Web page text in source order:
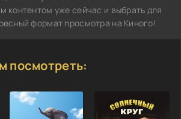
контентом уже сейчас и выбрать для
формат просмотра на Киного!
посмотреть: